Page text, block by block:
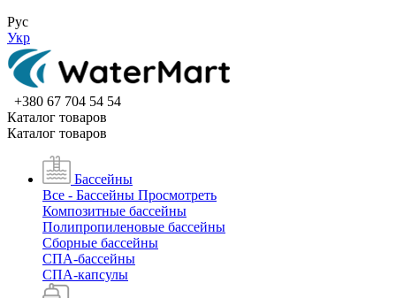
Рус
Укр
+380 67 704 54 54
Каталог товаров
Каталог товаров
Бассейны
Все - Бассейны Просмотреть
Композитные бассейны
Полипропиленовые бассейны
Сборные бассейны
СПА-бассейны
СПА-капсулы